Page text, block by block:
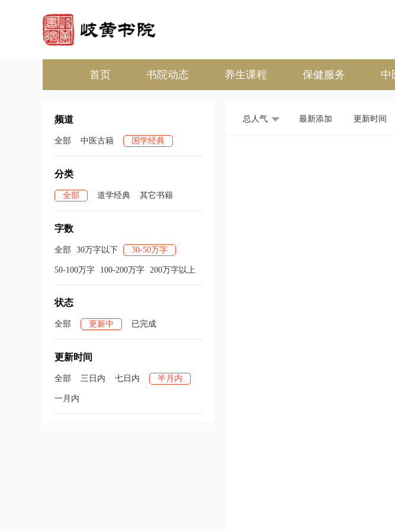
首页 书院动态 养生课程 保健服务 中
频道
全部 中医古籍 国学经典
分类
全部 道学经典 其它书籍
字数
全部 30万字以下 30-50万字
50-100万字 100-200万字 200万字以上
状态
全部 更新中 已完成
更新时间
全部 三日内 七日内 半月内
一月内
总人气 最新添加 更新时间